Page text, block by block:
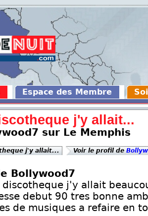
Espace des Membre
j'y allait...
sur Le Memphis
j'y allait... Voir le profil de
Bollywood7
discotheque j'y allait
debut 90 tres bonne
de musiques a refaire en